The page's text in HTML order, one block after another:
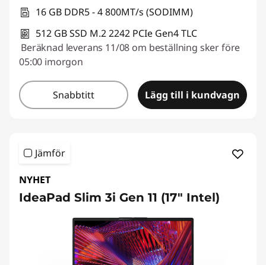
16 GB DDR5 - 4 800MT/s (SODIMM)
512 GB SSD M.2 2242 PCIe Gen4 TLC
Beräknad leverans 11/08 om beställning sker före
05:00 imorgon
Snabbtitt Lägg till i kundvagn
Jämför
NYHET
IdeaPad Slim 3i Gen 11 (17" Intel)